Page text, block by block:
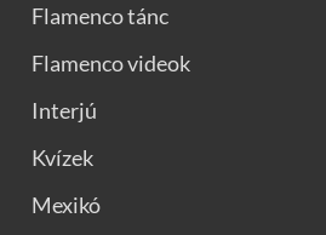
Flamenco tánc
Flamenco videok
Interjú
Kvízek
Mexikó